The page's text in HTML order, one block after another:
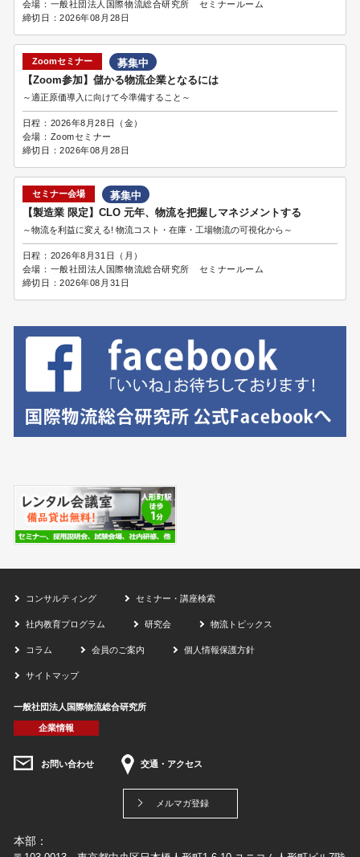
会場： 一般社団法人国際物流総合研究所 セミナールーム
締切日：2026年08月28日
Zoomセミナー
募集中
【Zoom参加】儲かる物流企業となるには
～適正原価導入に向けて今準備すること～
日程： 2026年8月28日（金）
会場： Zoomセミナー
締切日：2026年08月28日
セミナー会場
募集中
【製造業 限定】CLO 元年、物流を把握しマネジメントする
～物流を利益に変える! 物流コスト・在庫・工場物流の可視化から～
日程： 2026年8月31日（月）
会場： 一般社団法人国際物流総合研究所 セミナールーム
締切日：2026年08月31日
コンサルティング セミナー・講座検索
社内教育プログラム 研究会 物流トピックス
コラム 会員のご案内 個人情報保護方針
サイトマップ
一般社団法人国際物流総合研究所
企業情報
お問い合わせ 交通・アクセス
メルマガ登録
本部：